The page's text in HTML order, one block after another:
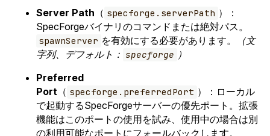
Server Path （ specforge.serverPath ）：
SpecForgeバイナリのコマンドまたは絶対パス。
spawnServer を有効にする必要があります。
（文
字列、デフォルト： specforge ）
Preferred
Port （ specforge.preferredPort ）：ローカル
で起動するSpecForgeサーバーの優先ポート。拡張
機能はこのポートの使用を試み、使用中の場合は別
の利用可能なポートにフォールバックします。